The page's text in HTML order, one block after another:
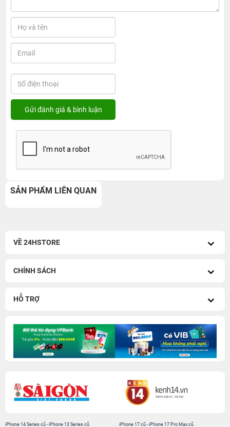
SẢN PHẨM LIÊN QUAN
VỀ 24HSTORE
CHÍNH SÁCH
HỖ TRỢ
iPhone 14 Series cũ -iPhone 13 Series cũ
iPhone 17 cũ-iPhone 17 Pro Max cũ